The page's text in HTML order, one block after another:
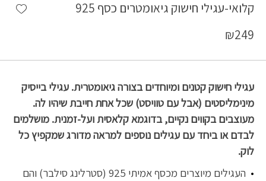
קלואי-עגילי חישוק גיאומטרים כסף 925
₪249
עגילי חישוק קטנים ומיוחדים בצורה גיאומטרית. עגילי בייסיק
מינימליסטים (אבל עם טוויסט) שכל אחת חייבת שיהיו לה.
מעוצבים בקווים נקיים, בדוגמא קלאסית ועל-זמנית. מושלמים
לבדם או ביחד עם עגילים נוספים למראה מדורג שמקפיץ כל
לוק.
העגילים מיוצרים מכסף אמיתי 925 (סטרלינג סילבר) והם